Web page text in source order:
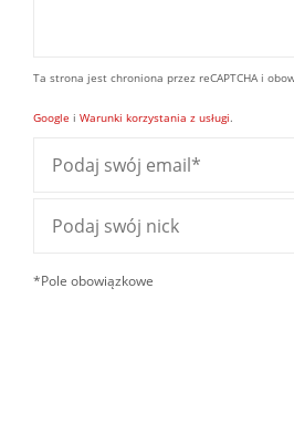
Ta strona jest chroniona przez reCAPTCHA i
Google i Warunki korzystania z usługi.
*Pole obowiązkowe